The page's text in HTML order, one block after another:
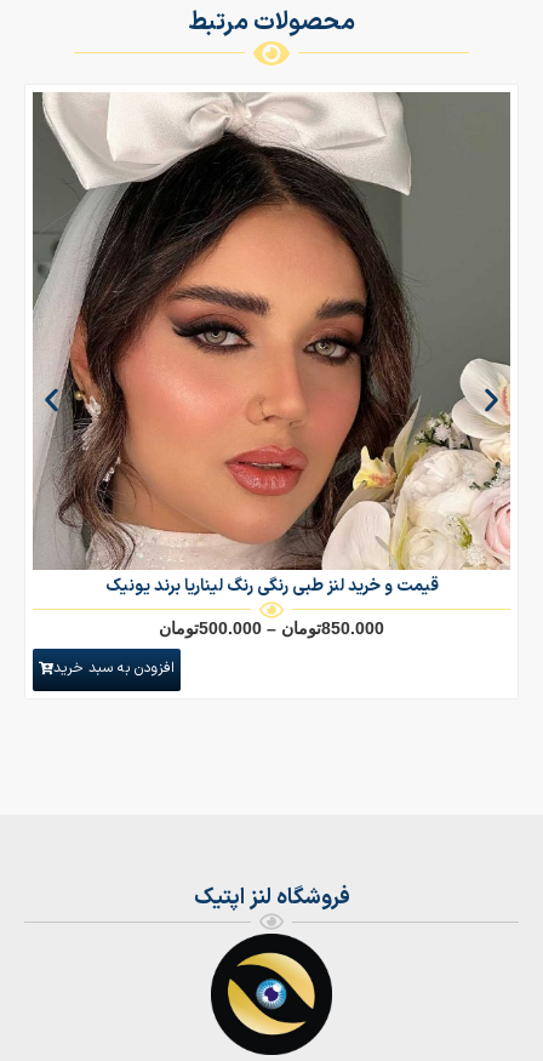
محصولات مرتبط
قیمت و خرید لنز طبی رنگی رنگ لیناریا برند یونیک
500.000تومان – 850.000تومان
افزودن به سبد خرید
فروشگاه لنز اپتیک